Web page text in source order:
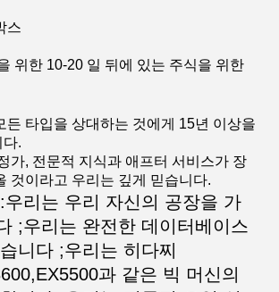
스
위한 10-20 일 뒤에 있는 주식을 위한
든 타입을 상대하는 것에게 15년 이상을
다.
가, 전문적 지식과 애프터 서비스가 장
것이라고 우리는 깊게 믿습니다.
리는 우리 자신의 공장을 가
;우리는 완전한 데이터베이스
니다 ;우리는 히다찌
과 같은 빅 머신의